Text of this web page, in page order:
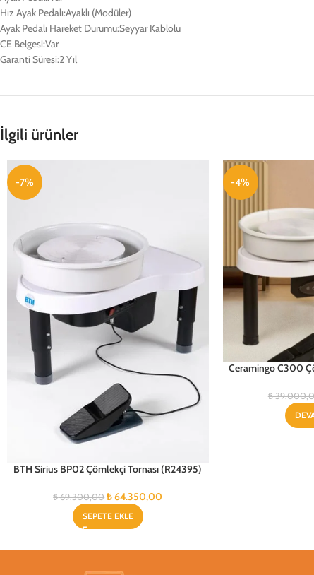
Hız Ayak Pedalı:Ayaklı (Modüler)
Ayak Pedalı Hareket Durumu:Seyyar Kablolu
CE Belgesi:Var
Garanti Süresi:2 Yıl
İlgili ürünler
-7%
BTH Sirius BP02 Çömlekçi Tornası (R24395)
₺69.300,00 ₺64.350,00
SEPETE EKLE
-4%
Ceramingo C300
₺